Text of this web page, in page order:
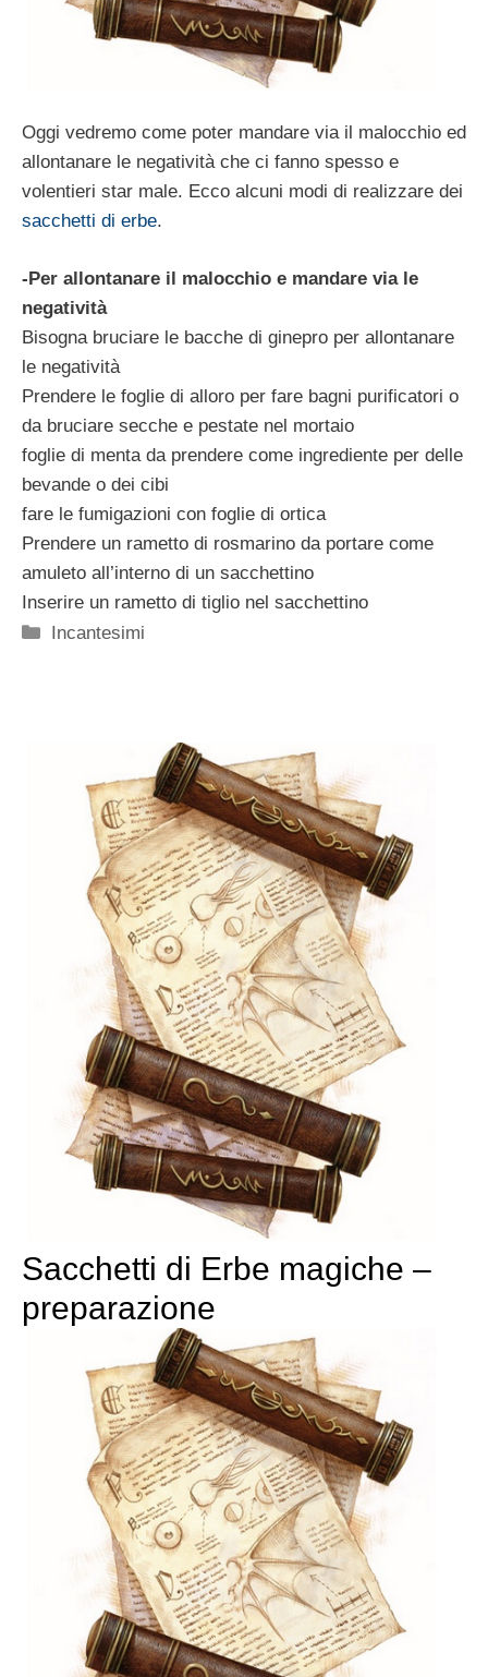
Oggi vedremo come poter mandare via il malocchio ed
allontanare le negatività che ci fanno spesso e
volentieri star male. Ecco alcuni modi di realizzare dei
sacchetti di erbe.
-Per allontanare il malocchio e mandare via le
negatività
Bisogna bruciare le bacche di ginepro per allontanare
le negatività
Prendere le foglie di alloro per fare bagni purificatori o
da bruciare secche e pestate nel mortaio
foglie di menta da prendere come ingrediente per delle
bevande o dei cibi
fare le fumigazioni con foglie di ortica
Prendere un rametto di rosmarino da portare come
amuleto all’interno di un sacchettino
Inserire un rametto di tiglio nel sacchettino
Categorie
Incantesimi
Sacchetti di Erbe magiche –
preparazione